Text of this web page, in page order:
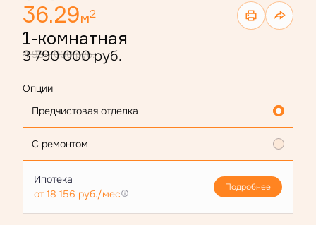
36.29м2
1-комнатная
4 954 000 руб.
3 790 000 руб.
Опции
Предчистовая отделка
С ремонтом
Ипотека
от 18 156 руб./мес
Подробнее